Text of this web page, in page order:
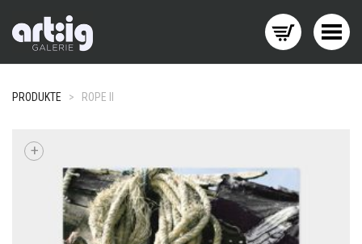
Menü wechseln
PRODUKTE > ROPE II
+